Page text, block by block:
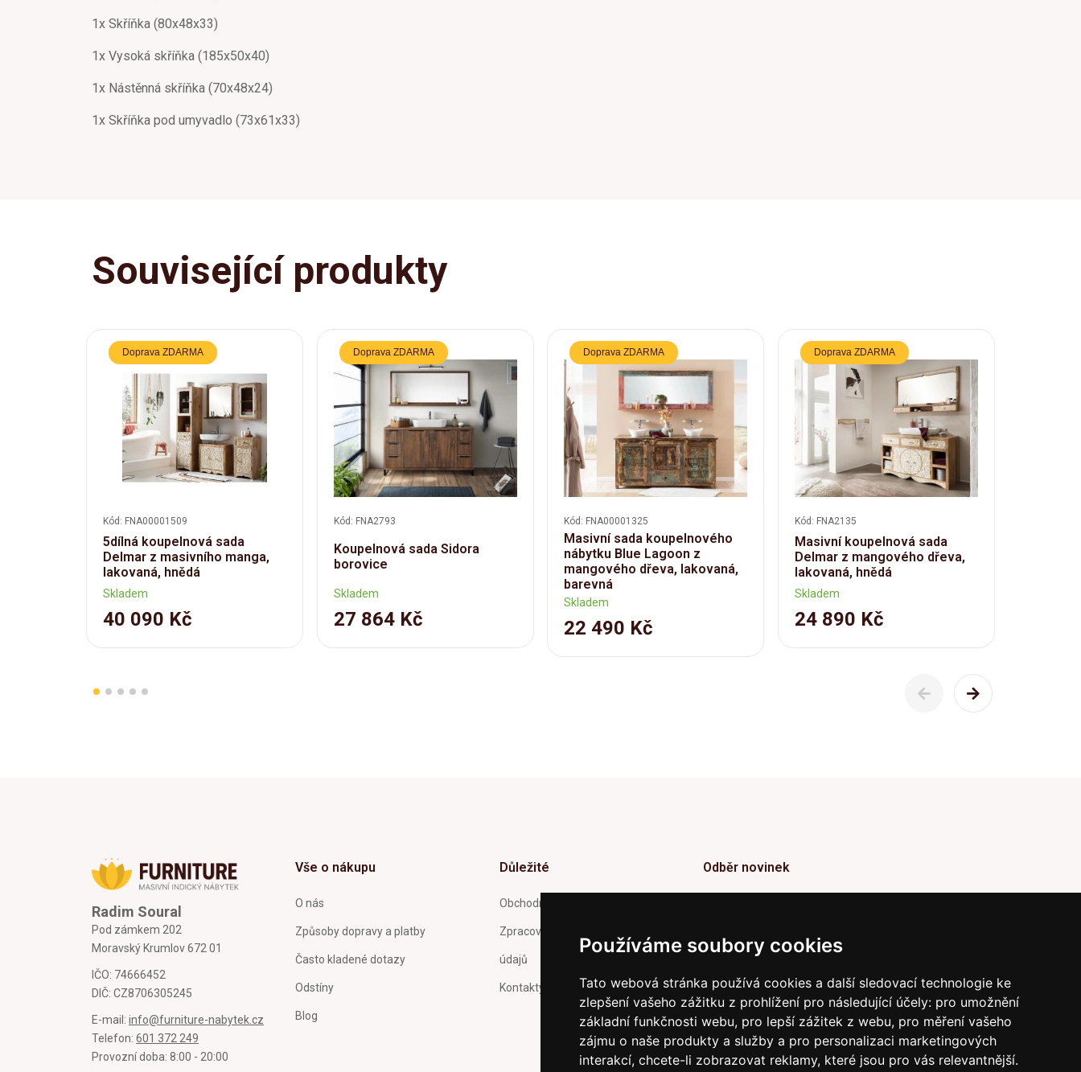
Používáme soubory cookies
Tato webová stránka používá cookies a další sledovací technologie ke
zlepšení vašeho zážitku z prohlížení pro následující účely: pro umožnění
základní funkčnosti webu, pro lepší zážitek z webu, pro měření vašeho
zájmu o naše produkty a služby a pro personalizaci marketingových
interakcí, chcete-li zobrazovat reklamy, které jsou pro vás relevantnější.
1x Skříňka (80x48x33)
1x Vysoká skříňka (185x50x40)
1x Nástěnná skříňka (70x48x24)
1x Skříňka pod umyvadlo (73x61x33)
Související produkty
Doprava ZDARMA
Kód: FNA00001509
5dílná koupelnová sada
Delmar z masivního manga,
lakovaná, hnědá
Skladem
40 090 Kč
Doprava ZDARMA
Kód: FNA2793
Koupelnová sada Sidora
borovice
Skladem
27 864 Kč
Doprava ZDARMA
Kód: FNA00001325
Masivní sada koupelnového
nábytku Blue Lagoon z
mangového dřeva, lakovaná,
barevná
Skladem
22 490 Kč
Doprava ZDARMA
Kód: FNA2135
Masivní koupelnová sada
Delmar z mangového dřeva,
lakovaná, hnědá
Skladem
24 890 Kč
Radim Soural
Pod zámkem 202
Moravský Krumlov 672 01
IČO: 74666452
DIČ: CZ8706305245
E-mail: info@furniture-nabytek.cz
Telefon: 601 372 249
Provozní doba: 8:00 - 20:00
Vše o nákupu
O nás
Způsoby dopravy a platby
Často kladené dotazy
Odstíny
Blog
Důležité
Obchodní podmínky
Zpracování a ochrana osobních
údajů
Kontakty
Odběr novinek
Potvrzením odběru současně souhlasíte s našimi podmínkami o
Ochraně soukromí a současně nám udělujete souhlas se
zasíláním obchodních e-mailů.